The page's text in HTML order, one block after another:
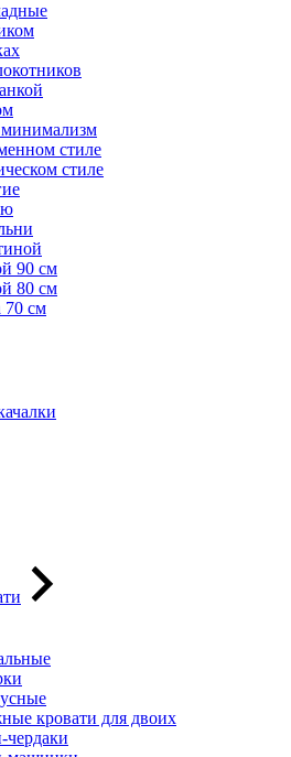
стиле
стиле
90 см
80 см
70 см
кровати для двоих
чердаки